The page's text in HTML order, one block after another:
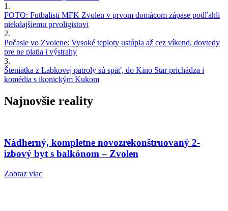
1.
FOTO: Futbalisti MFK Zvolen v prvom domácom zápase podľahli
niekdajšiemu prvoligistovi
2.
Počasie vo Zvolene: Vysoké teploty ustúpia až cez víkend, dovtedy
pre ne platia i výstrahy
3.
Šteniatka z Labkovej patroly sú späť, do Kino Star prichádza i
komédia s ikonickým Kukom
Najnovšie reality
Nádherný, kompletne novozrekonštruovaný 2-
izbový byt s balkónom – Zvolen
Zobraz viac